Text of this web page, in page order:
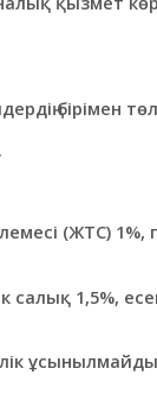
бірімен
(ЖТС) 1%,
1,5%,